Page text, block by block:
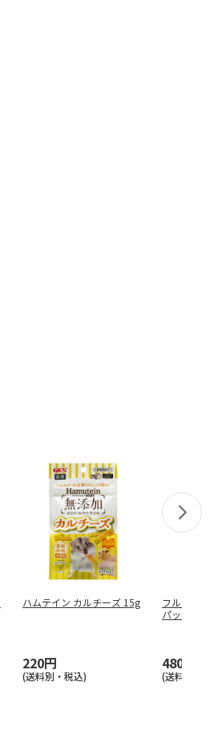
ハムテイン カルチーズ 15g
220円
(送料別・税込)
フルーツ王
パック
480円
(送料別・税